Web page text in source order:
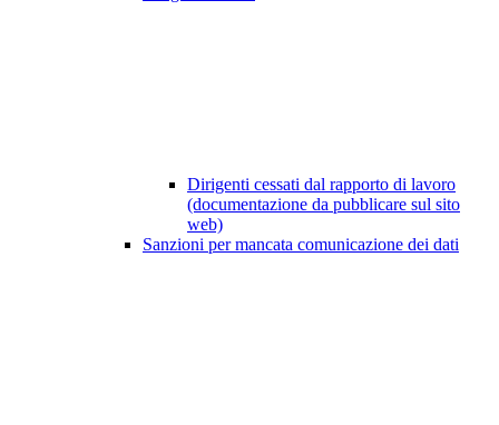
Dirigenti cessati dal rapporto di lavoro
(documentazione da pubblicare sul sito
web)
Sanzioni per mancata comunicazione dei dati